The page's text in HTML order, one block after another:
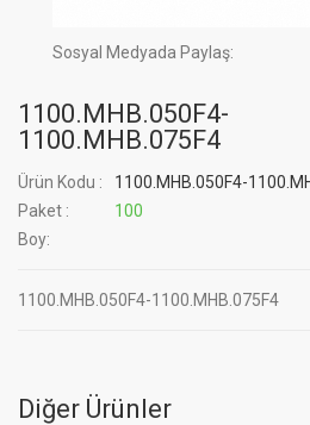
Sosyal Medyada Paylaş:
1100.MHB.050F4-
1100.MHB.075F4
Ürün Kodu :
1100.MHB.050F4-
Paket :
100
Boy:
1100.MHB.050F4-1100.MHB.075F4
Diğer Ürünler